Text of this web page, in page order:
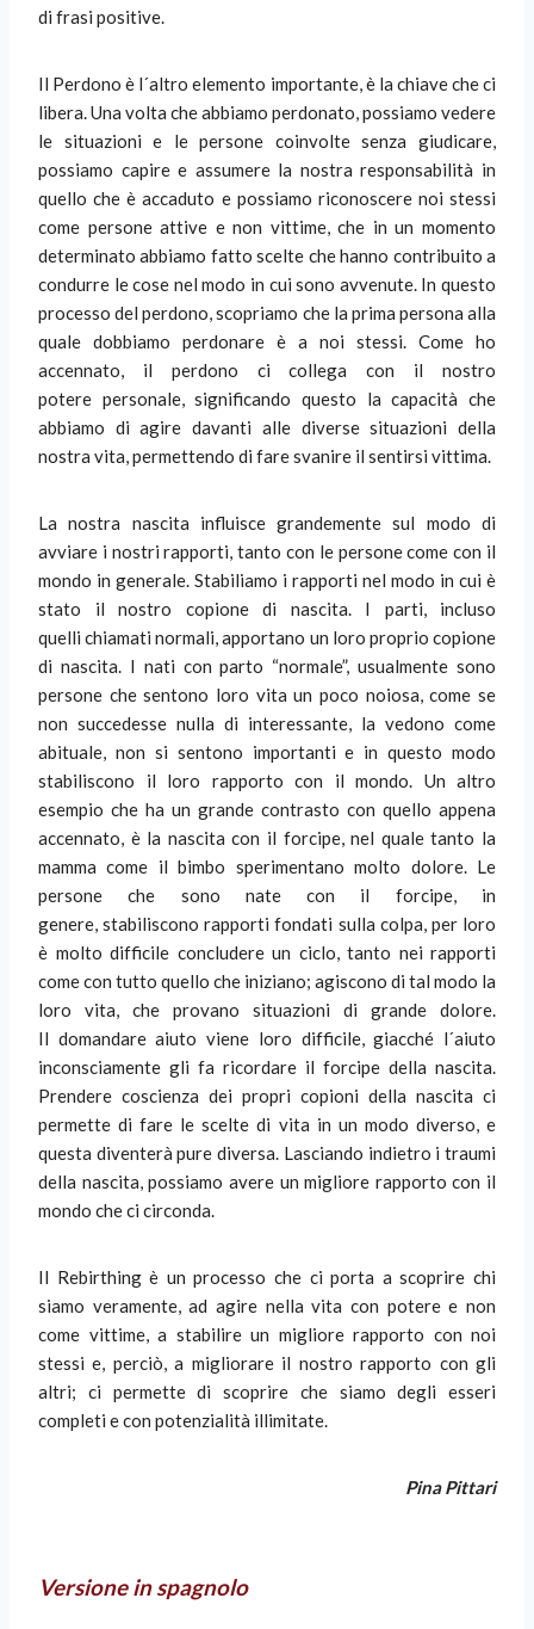
di frasi positive.
Il Perdono è l´altro elemento importante, è la chiave che ci
libera. Una volta che abbiamo perdonato, possiamo vedere
le situazioni e le persone coinvolte senza giudicare,
possiamo capire e assumere la nostra responsabilità in
quello che è accaduto e possiamo riconoscere noi stessi
come persone attive e non vittime, che in un momento
determinato abbiamo fatto scelte che hanno contribuito a
condurre le cose nel modo in cui sono avvenute. In questo
processo del perdono, scopriamo che la prima persona alla
quale dobbiamo perdonare è a noi stessi. Come ho
accennato, il perdono ci collega con il nostro
potere personale, significando questo la capacità che
abbiamo di agire davanti alle diverse situazioni della
nostra vita, permettendo di fare svanire il sentirsi vittima.
La nostra nascita influisce grandemente sul modo di
avviare i nostri rapporti, tanto con le persone come con il
mondo in generale. Stabiliamo i rapporti nel modo in cui è
stato il nostro copione di nascita. I parti, incluso
quelli chiamati normali, apportano un loro proprio copione
di nascita. I nati con parto “normale”, usualmente sono
persone che sentono loro vita un poco noiosa, come se
non succedesse nulla di interessante, la vedono come
abituale, non si sentono importanti e in questo modo
stabiliscono il loro rapporto con il mondo. Un altro
esempio che ha un grande contrasto con quello appena
accennato, è la nascita con il forcipe, nel quale tanto la
mamma come il bimbo sperimentano molto dolore. Le
persone che sono nate con il forcipe, in
genere, stabiliscono rapporti fondati sulla colpa, per loro
è molto difficile concludere un ciclo, tanto nei rapporti
come con tutto quello che iniziano; agiscono di tal modo la
loro vita, che provano situazioni di grande dolore.
Il domandare aiuto viene loro difficile, giacché l´aiuto
inconsciamente gli fa ricordare il forcipe della nascita.
Prendere coscienza dei propri copioni della nascita ci
permette di fare le scelte di vita in un modo diverso, e
questa diventerà pure diversa. Lasciando indietro i traumi
della nascita, possiamo avere un migliore rapporto con il
mondo che ci circonda.
Il Rebirthing è un processo che ci porta a scoprire chi
siamo veramente, ad agire nella vita con potere e non
come vittime, a stabilire un migliore rapporto con noi
stessi e, perciò, a migliorare il nostro rapporto con gli
altri; ci permette di scoprire che siamo degli esseri
completi e con potenzialità illimitate.
Pina Pittari
Versionein spagnolo